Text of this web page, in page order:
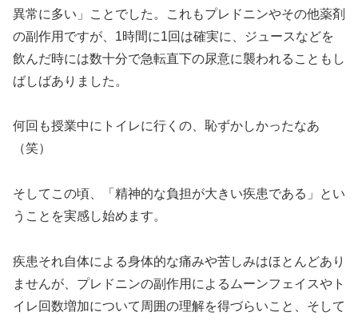
異常に多い」ことでした。これもプレドニンやその他薬剤
の副作用ですが、1時間に1回は確実に、ジュースなどを
飲んだ時には数十分で急転直下の尿意に襲われることもし
ばしばありました。
何回も授業中にトイレに行くの、恥ずかしかったなあ
（笑）
そしてこの頃、「精神的な負担が大きい疾患である」とい
うことを実感し始めます。
疾患それ自体による身体的な痛みや苦しみはほとんどあり
ませんが、プレドニンの副作用によるムーンフェイスやト
イレ回数増加について周囲の理解を得づらいこと、そして